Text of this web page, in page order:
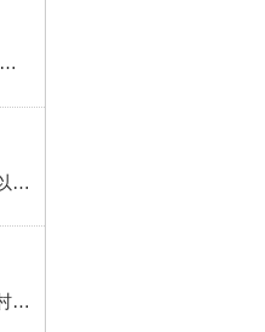
萍乡市著名景点简绍 1 武功山: 山上山景雄秀、瀑布独特，登金顶、看日出、赏云海是武功山最值得体验的三大项, 气候温和，四季分明，雨量充沛，低于同期庐山、黄山的气温，是良好的避暑胜地. . .2 荷花博览园:萍乡荷花博览园以花为媒，将生态与文化相结合，水上、水中、水下三个层次的观赏格局，3千多亩的荷花...
一、萍乡市主要景点 1 武功山武功山的开发时间为早八点，晚五点。它的门票价格为70元人民币，1.2米—1.5米的儿童和60周岁以上的老人可以享受半价的优惠。交通：萍乡火车站有直达武功山的旅游专线。2 毛家湾文化村毛家湾文化村的开发时间为早九点—晚六点。没有票价，而且无额外收费。交通：自驾请使用百度...
而不仅如此，萍乡多年来根据良好的地理优势跟雄厚的历史背景，那么，在春季，我们如何去旅游呢?方法/步骤 1 红色之旅地点：高洲乡高滩村、高洲乡吉内得有机种植基地、莲花县各红色旅游点1、游《初心》拍摄地：吉内得五彩田园景区、500年王氏宗祠、六市乡秀美乡村（《初心》修水库场景）、高洲乡万亩油菜花（《初心...